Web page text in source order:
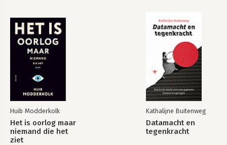
Huib Modderkolk
Het is oorlog maar
niemand die het
ziet
Kathalijne Buitenweg
Datamacht en
tegenkracht